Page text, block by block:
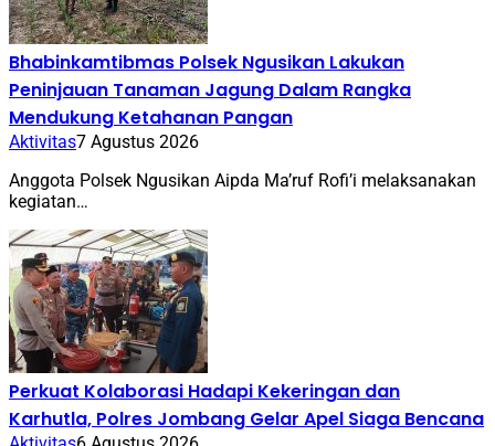
Bhabinkamtibmas Polsek Ngusikan Lakukan
Peninjauan Tanaman Jagung Dalam Rangka
Mendukung Ketahanan Pangan
Aktivitas7 Agustus 2026
Anggota Polsek Ngusikan Aipda Ma’ruf Rofi’i melaksanakan
kegiatan…
Perkuat Kolaborasi Hadapi Kekeringan dan
Karhutla, Polres Jombang Gelar Apel Siaga Bencana